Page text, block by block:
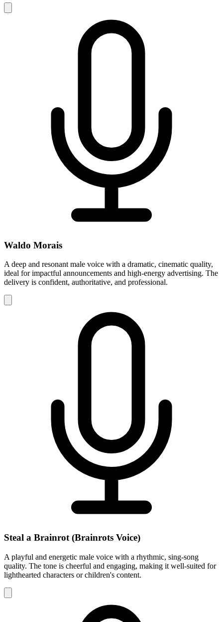
Waldo Morais
A deep and resonant male voice with a dramatic, cinematic quality,
ideal for impactful announcements and high-energy advertising. The
delivery is confident, authoritative, and professional.
Steal a Brainrot (Brainrots Voice)
A playful and energetic male voice with a rhythmic, sing-song
quality. The tone is cheerful and engaging, making it well-suited for
lighthearted characters or children's content.